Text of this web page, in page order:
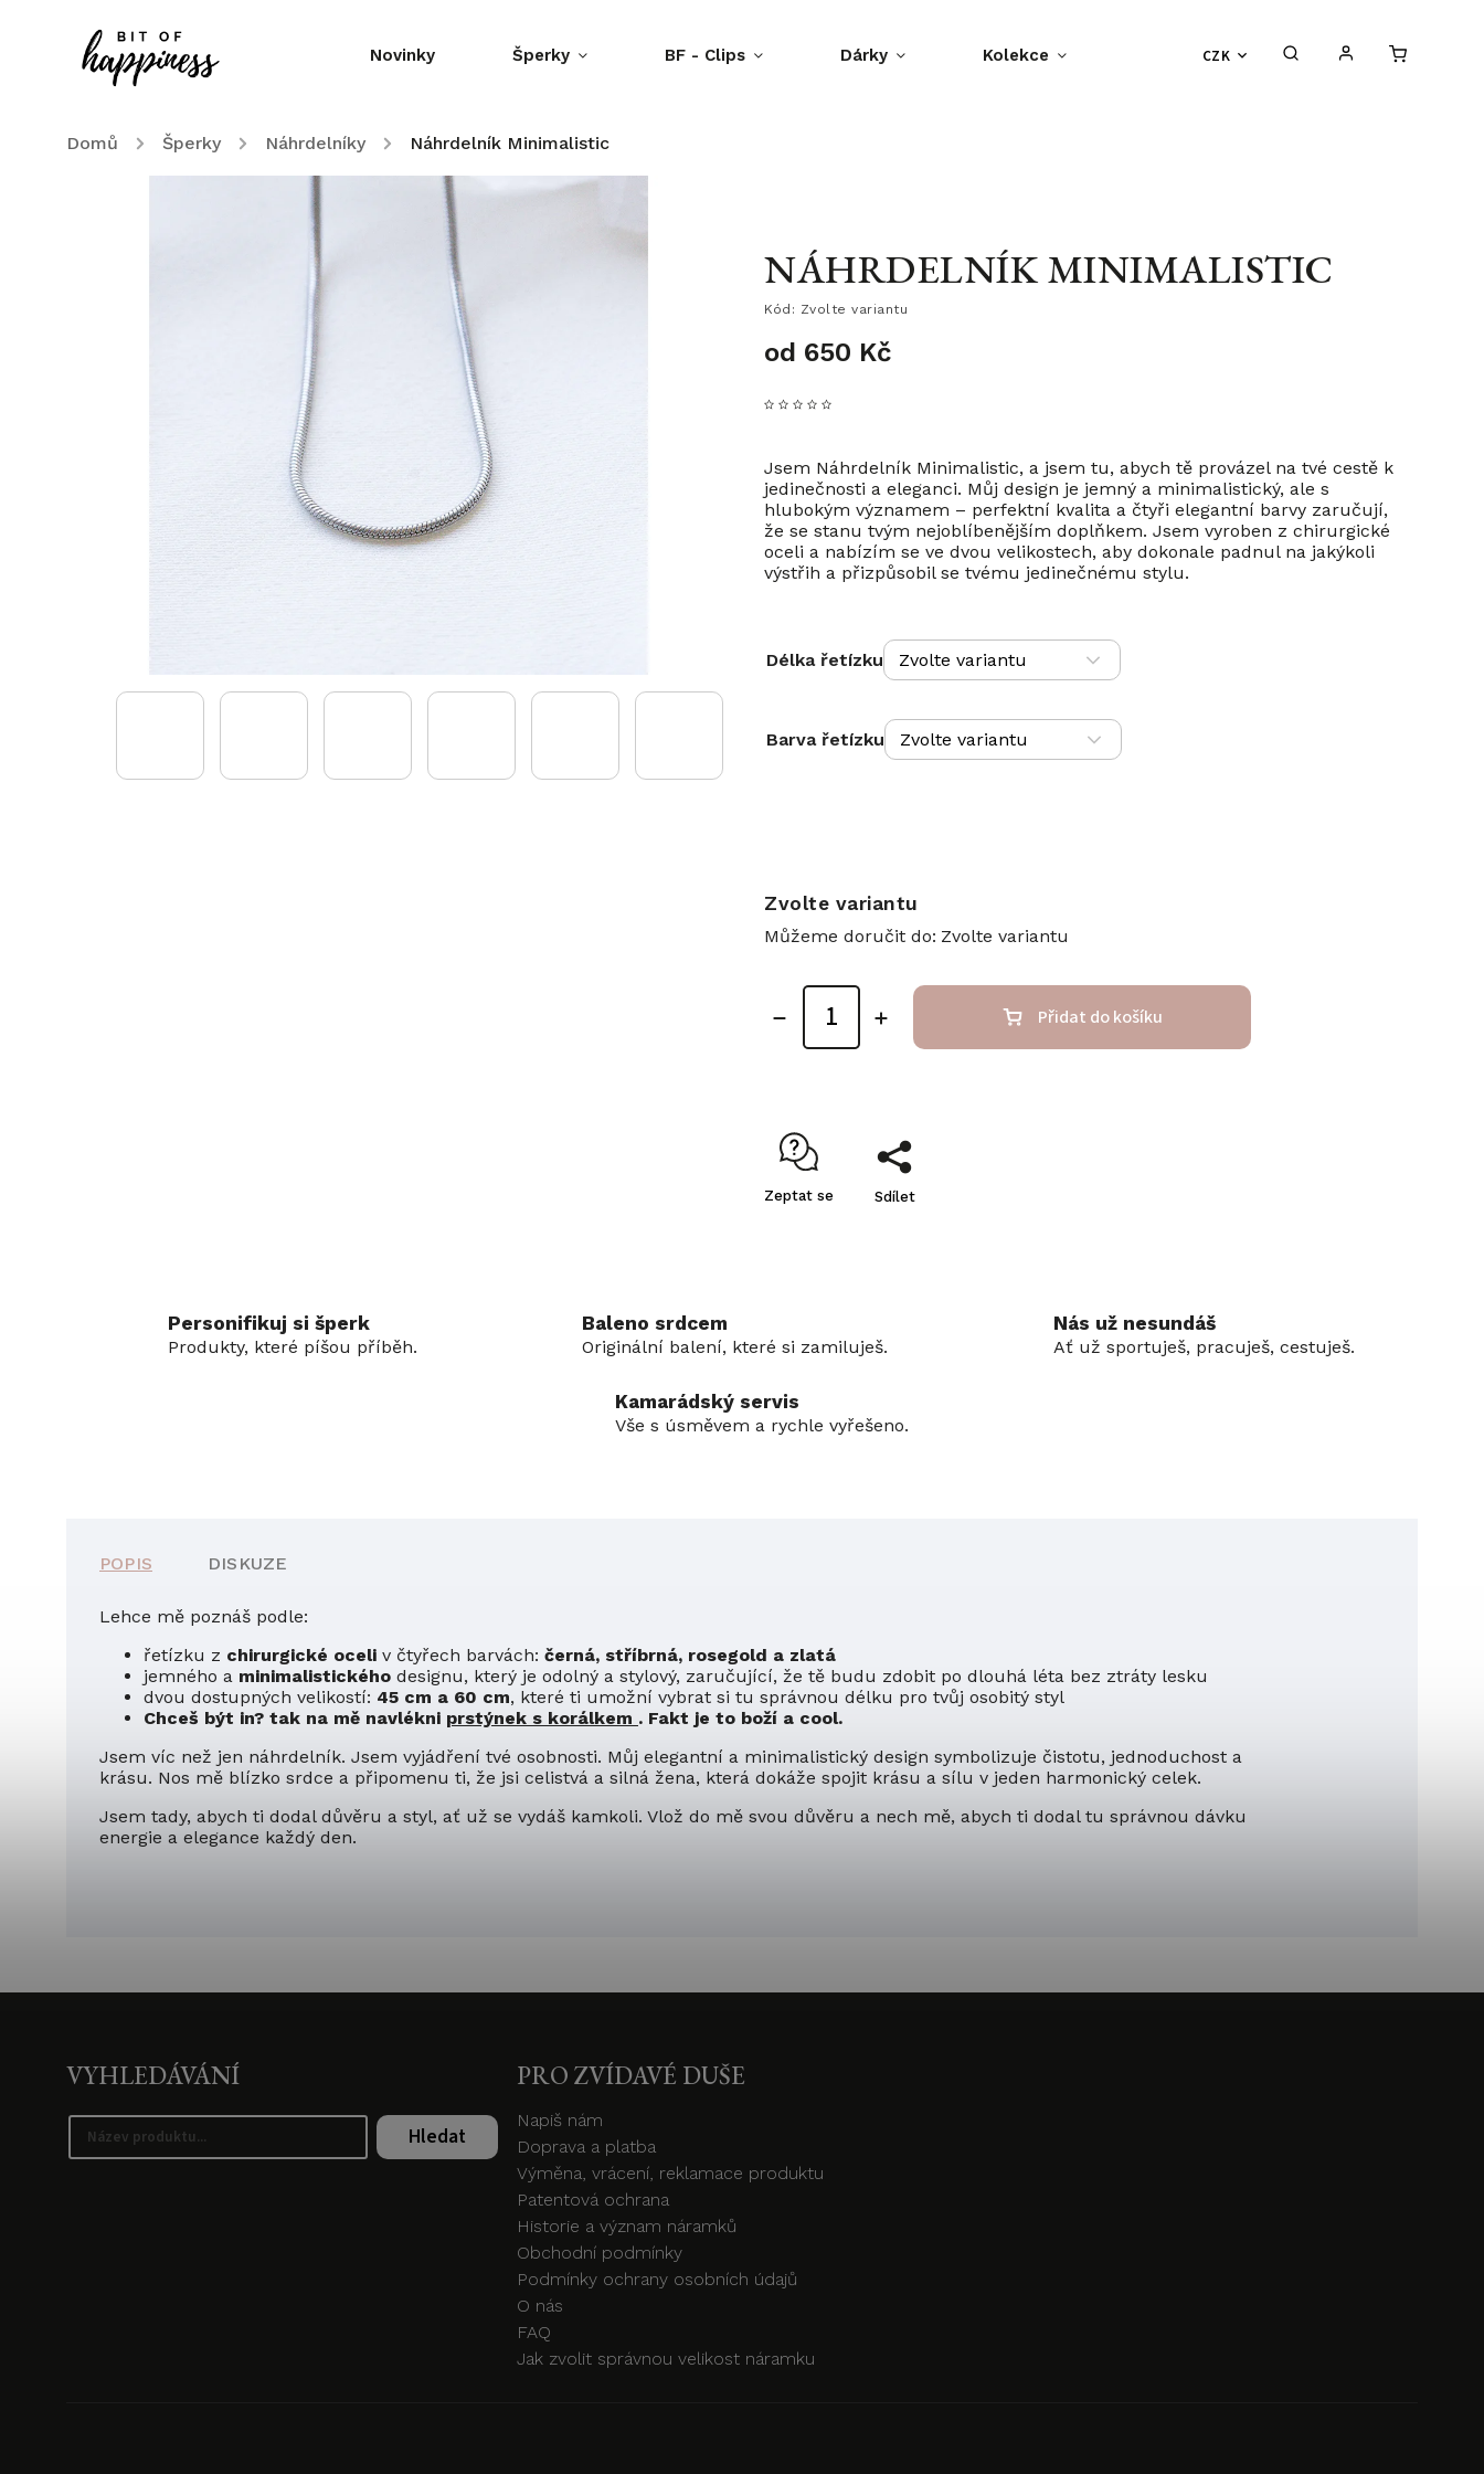
CZK
Novinky Šperky BF - Clips Dárky Kolekce Příběh BF-Clips O nás
Domů / Šperky / Náhrdelníky / Náhrdelník Minimalistic
NÁHRDELNÍK MINIMALISTIC
Kód: Zvolte variantu
od 650 Kč
Jsem Náhrdelník Minimalistic, a jsem tu, abych tě provázel na tvé cestě k
jedinečnosti a eleganci. Můj design je jemný a minimalistický, ale s
hlubokým významem – perfektní kvalita a čtyři elegantní barvy zaručují,
že se stanu tvým nejoblíbenějším doplňkem. Jsem vyroben z chirurgické
oceli a nabízím se ve dvou velikostech, aby dokonale padnul na jakýkoli
výstřih a přizpůsobil se tvému jedinečnému stylu.
Délka řetízku
Barva řetízku
Zvolte variantu
Můžeme doručit do: Zvolte variantu
Přidat do košíku
Zeptat se Sdílet
Personifikuj si šperk
Produkty, které píšou příběh.
Baleno srdcem
Originální balení, které si zamiluješ.
Nás už nesundáš
Ať už sportuješ, pracuješ, cestuješ.
Kamarádský servis
Vše s úsměvem a rychle vyřešeno.
POPIS DISKUZE
Lehce mě poznáš podle:
řetízku z chirurgické oceli v čtyřech barvách: černá, stříbrná, rosegold a zlatá
jemného a minimalistického designu, který je odolný a stylový, zaručující, že tě budu zdobit po dlouhá léta bez ztráty lesku
dvou dostupných velikostí: 45 cm a 60 cm, které ti umožní vybrat si tu správnou délku pro tvůj osobitý styl
Chceš být in? tak na mě navlékni prstýnek s korálkem . Fakt je to boží a cool.
Jsem víc než jen náhrdelník. Jsem vyjádření tvé osobnosti. Můj elegantní a minimalistický design symbolizuje čistotu, jednoduchost a
krásu. Nos mě blízko srdce a připomenu ti, že jsi celistvá a silná žena, která dokáže spojit krásu a sílu v jeden harmonický celek.
Jsem tady, abych ti dodal důvěru a styl, ať už se vydáš kamkoli. Vlož do mě svou důvěru a nech mě, abych ti dodal tu správnou dávku
energie a elegance každý den.
VYHLEDÁVÁNÍ
Hledat
PRO ZVÍDAVÉ DUŠE
Napiš nám
Doprava a platba
Výměna, vrácení, reklamace produktu
Patentová ochrana
Historie a význam náramků
Obchodní podmínky
Podmínky ochrany osobních údajů
O nás
FAQ
Jak zvolit správnou velikost náramku